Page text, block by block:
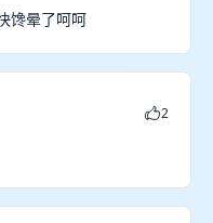
馋晕了呵呵
2